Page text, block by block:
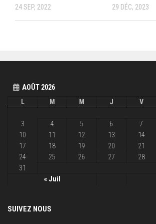
24 SEP, 2022 29 DÉC, 2023
AOÛT 2026
L
M M J V
« Juil
3
4 5 6 7
10
11 12 13 14
17
18 19 20 21
24
25 26 27 28
31
SUIVEZ NOUS